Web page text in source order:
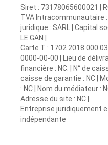
Siret : 73178065600021 |
TVA Intracommunautaire
juridique : SARL | Capital
LE GAN |
Carte T : 1702 2018 000
0000-00-00 | Lieu de
financière : NC. | N° de
caisse de garantie : NC |
: NC | Nom du médiateur :
Adresse du site : NC |
Entreprise juridiquement
indépendante